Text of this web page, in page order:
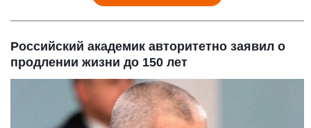
Российский академик авторитетно заявил о
продлении жизни до 150 лет